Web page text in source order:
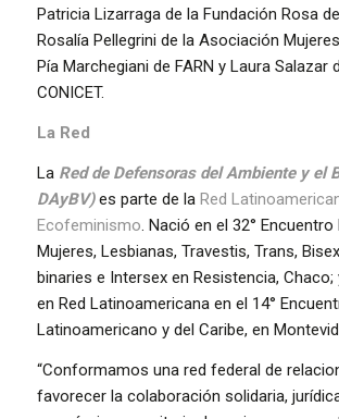
Patricia Lizarraga de la Fundación Rosa
Rosalía Pellegrini de la Asociación
Pía Marchegiani de FARN y Laura Salazar
CONICET.
La Red
La Red de Defensoras del Ambiente y el
DAyBV)es parte de la Red
Ecofeminismo. Nació en el 32°
Mujeres, Lesbianas, Travestis, Trans,
binaries e Intersex en Resistencia,
en Red Latinoamericana en el 14°
Latinoamericano y del Caribe, en
“Conformamos una red federal de
favorecer la colaboración solidaria,